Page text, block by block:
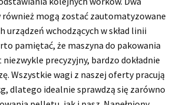
mogą zostać zautomatyzowane
urządzeń wchodzących w skład linii
pamiętać, że maszyna do pakowania
precyzyjny, bardzo dokładnie
Wszystkie wagi z naszej oferty pracują
dlatego idealnie sprawdzą się zarówno